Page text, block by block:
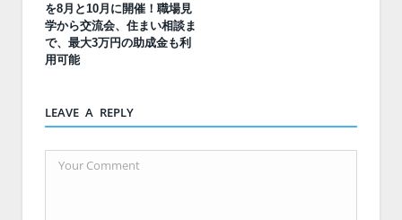
を8月と10月に開催！職場見
学から交流会、住まい相談ま
で、最大3万円の助成金も利
用可能
LEAVE A REPLY